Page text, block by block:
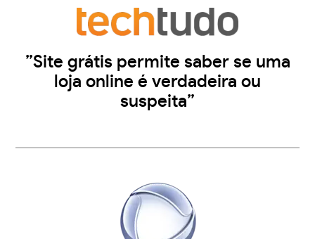
”Site grátis permite saber se uma
loja online é verdadeira ou
suspeita”